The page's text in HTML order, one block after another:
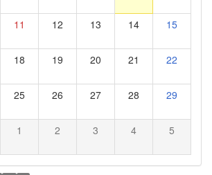
11 12 13 14 15
18 19 20 21 22
25 26 27 28 29
1 2 3 4 5